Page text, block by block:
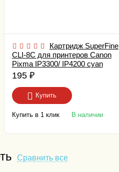
Картридж SuperFine
CLI-8C для принтеров Canon
Pixma IP3300/ IP4200 cyan
195 ₽
Купить
Купить в 1 клик В наличии
Сравнить все